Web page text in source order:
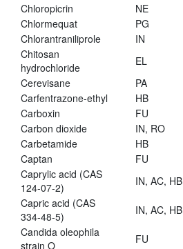
Chloropicrin
NE
Chlormequat
PG
Chlorantraniliprole
IN
Chitosan
hydrochloride
EL
Cerevisane
PA
Carfentrazone-ethyl
HB
Carboxin
FU
Carbon dioxide
IN, RO
Carbetamide
HB
Captan
FU
Caprylic acid (CAS
124-07-2)
IN, AC, HB
Capric acid (CAS
334-48-5)
IN, AC, HB
Candida oleophila
strain O
FU